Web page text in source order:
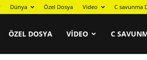
Dünya Özel Dosya Video C savunma
ÖZEL DOSYA VIDEO C